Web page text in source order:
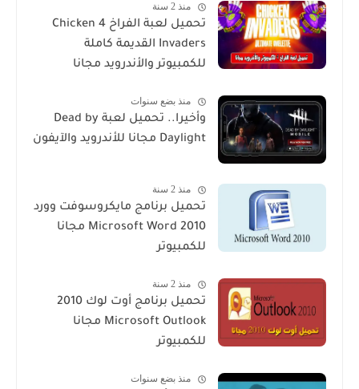
منذ 2 سنة
تحميل لعبة الفراخ 4 Chicken
Invaders القديمة كاملة
للكمبيوتر والأندرويد مجانا
منذ بضع سنوات
وأخيرا.. تحميل لعبة Dead by
Daylight مجانا للأندرويد والآيفون
منذ 2 سنة
تحميل برنامج مايكروسوفت وورد
2010 Microsoft Word مجانا
للكمبيوتر
منذ 2 سنة
تحميل برنامج أوت لوك 2010
Microsoft Outlook مجانا
للكمبيوتر
منذ بضع سنوات